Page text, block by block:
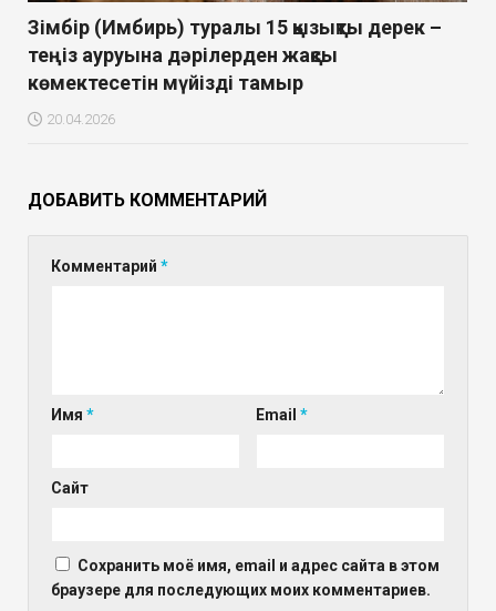
Зімбір (Имбирь) туралы 15 қызықты дерек –
теңіз ауруына дәрілерден жақсы
көмектесетін мүйізді тамыр
20.04.2026
ДОБАВИТЬ КОММЕНТАРИЙ
Комментарий *
Имя * Email*
Сайт
Сохранить моё имя, email и адрес сайта в этом
браузере для последующих моих комментариев.